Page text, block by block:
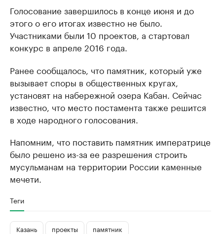
Голосование завершилось в конце июня и до
этого о его итогах известно не было.
Участниками были 10 проектов, а стартовал
конкурс в апреле 2016 года.
Ранее сообщалось, что памятник, который уже
вызывает споры в общественных кругах,
установят на набережной озера Кабан. Сейчас
известно, что место постамента также решится
в ходе народного голосования.
Напомним, что поставить памятник императрице
было решено из-за ее разрешения строить
мусульманам на территории России каменные
мечети.
Теги
Казань проекты памятник